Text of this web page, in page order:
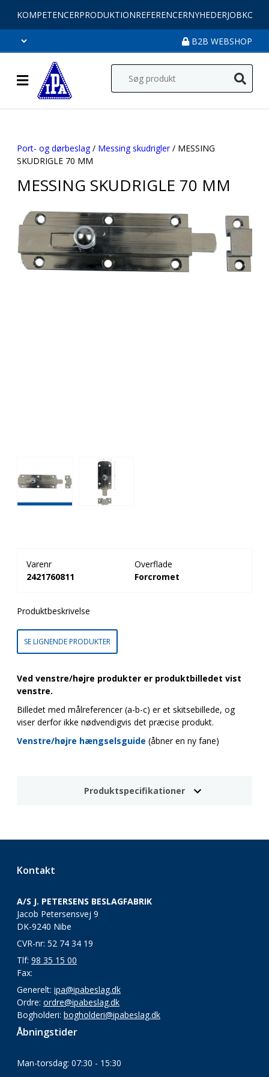
KOMPETENCERPRODUKTIONREFERENCERNYHEDERJOB
B2B WEBSHOP
Port- og dørbeslag/ Messing skudrigler/ MESSING
SKUDRIGLE 70 MM
MESSING SKUDRIGLE 70 MM
Varenr
2421760811
Overflade
Forcromet
Produktbeskrivelse
SE LIGNENDE PRODUKTER
Ved venstre/højre produkter er produktbilledet vist
venstre.
Billedet med målreferencer (a-b-c) er et skitsebillede, og
viser derfor ikke nødvendigvis det præcise produkt.
Venstre/højre hængselsguide (åbner en ny fane)
Produktspecifikationer
Kontakt
A/S J. PETERSENS BESLAGFABRIK
Jacob Petersensvej 9
DK-9240 Nibe
CVR-nr: 52 74 34 19
Tlf: 98 35 15 00
Fax:
Generelt: ipa@ipabeslag.dk
Ordre: ordre@ipabeslag.dk
Bogholderi: bogholderi@ipabeslag.dk
Åbningstider
Man-torsdag: 07:30 - 15:30